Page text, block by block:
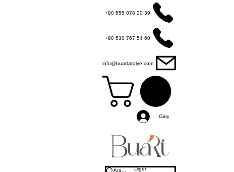
+90 555 078 20 39
+90 530 767 54 60
info@buartatolye.com
Giriş
Diğer